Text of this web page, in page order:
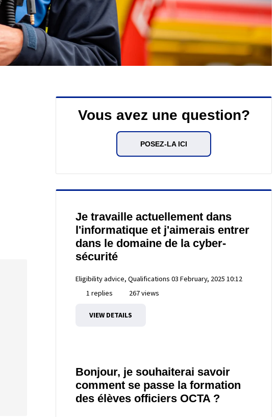
Vous avez une question?
POSEZ-LA ICI
Je travaille actuellement dans
l'informatique et j'aimerais entrer
dans le domaine de la cyber-
sécurité
Eligibility advice, Qualifications 03 February, 2025 10:12
1 replies
267 views
VIEW DETAILS
Bonjour, je souhaiterai savoir
comment se passe la formation
des élèves officiers OCTA ?